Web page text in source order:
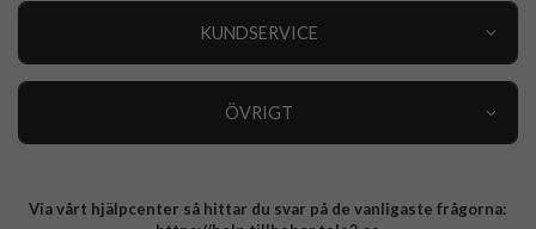
KUNDSERVICE
ÖVRIGT
Integritetspolicy
Via vårt hjälpcenter så hittar du svar på de vanligaste frågorna: